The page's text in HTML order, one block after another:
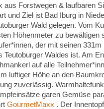
aus Forstwegen & laufbaren
und Ziel ist Bad Iburg in
Wald gelegen. Vom
Höhenmeter zu bewältigen
der mit seinen
Teutoburger Waldes ist. Am
auf alle
luftiger Höhe an den
zuverlässig.
garen Gemüse
GourmetMaxx . Der